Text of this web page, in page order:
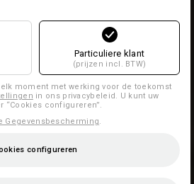
Particuliere klant
(prijzen incl. BTW)
moment met werking voor de toekomst
in ons privacybeleid. U kunt uw
“Cookies configureren”.
Gegevensbescherming.
configureren